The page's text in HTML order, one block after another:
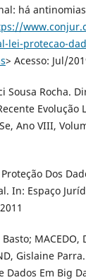
há
lei-protecao-
> Acesso: Jul/
Sousa Rocha.
Ano VIII,
Dos
In: Espaço
Basto;
Gislaine
Dados Em Big